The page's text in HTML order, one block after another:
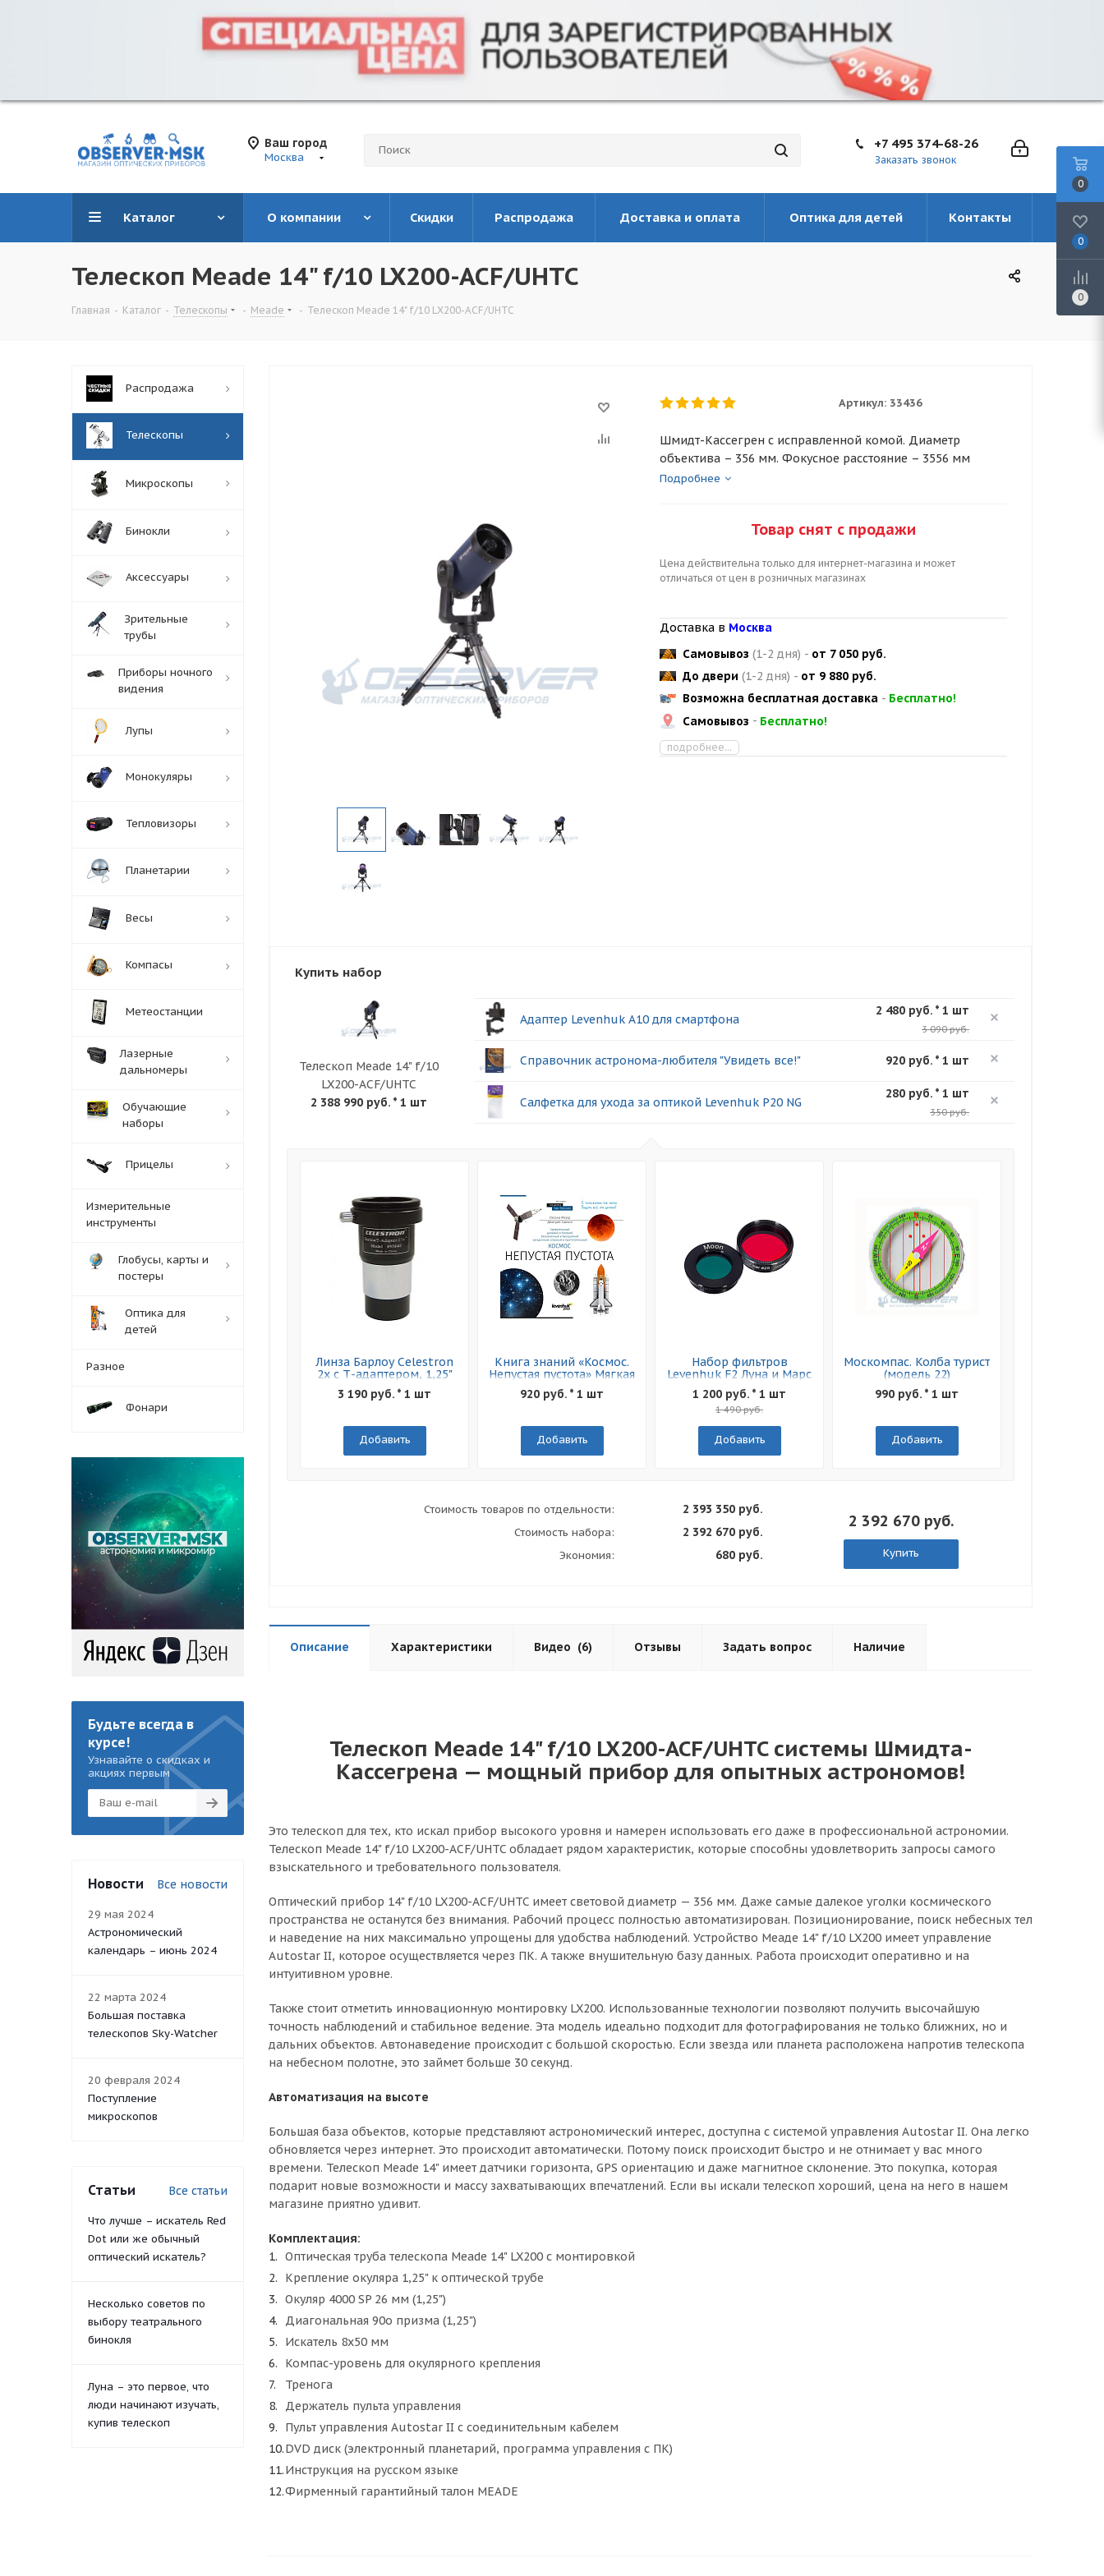
Ваш город
Москва
+7 495 374-68-26
Заказать звонок
Каталог О компании Скидки Распродажа Доставка и оплата Оптика для детей Контакты
Телескоп Meade 14" f/10 LX200-ACF/UHTC
Главная - Каталог - Телескопы - Meade - Телескоп Meade 14" f/10 LX200-ACF/UHTC
Артикул: 33436
Шмидт-Кассегрен с исправленной комой. Диаметр
объектива – 356 мм. Фокусное расстояние – 3556 мм
Подробнее
Товар снят с продажи
Цена действительна только для интернет-магазина и может
отличаться от цен в розничных магазинах
Доставка в Москва
Самовывоз (1-2 дня) - от 7 050 руб.
До двери (1-2 дня) - от 9 880 руб.
Возможна бесплатная доставка - Бесплатно!
Самовывоз - Бесплатно!
подробнее...
Купить набор
Телескоп Meade 14" f/10
LX200-ACF/UHTC
2 388 990 руб.* 1 шт
Адаптер Levenhuk A10 для смартфона
2 480 руб. * 1 шт
3 090 руб.
Справочник астронома-любителя "Увидеть все!" 920 руб. * 1 шт
Салфетка для ухода за оптикой Levenhuk P20 NG
280 руб. * 1 шт
350 руб.
Линза Барлоу Celestron
2x с Т-адаптером, 1,25"
3 190 руб. * 1 шт
Добавить
Книга знаний «Космос.
Непустая пустота» Мягкая
обложка
920 руб. * 1 шт
Добавить
Набор фильтров
Levenhuk F2 Луна и Марс
1 200 руб. * 1 шт
1 490 руб.
Добавить
Москомпас. Колба турист
(модель 22)
990 руб. * 1 шт
Добавить
Стоимость товаров по отдельности: 2 393 350 руб.
Стоимость набора: 2 392 670 руб.
Экономия: 680 руб.
2 392 670 руб.
Купить
Описание Характеристики Видео (6) Отзывы Задать вопрос Наличие
Телескоп Meade 14" f/10 LX200-ACF/UHTC системы Шмидта-
Кассегрена — мощный прибор для опытных астрономов!
Это телескоп для тех, кто искал прибор высокого уровня и намерен использовать его даже в профессиональной астрономии.
Телескоп Meade 14" f/10 LX200-ACF/UHTC обладает рядом характеристик, которые способны удовлетворить запросы самого
взыскательного и требовательного пользователя.
Оптический прибор 14" f/10 LX200-ACF/UHTC имеет световой диаметр — 356 мм. Даже самые далекое уголки космического
пространства не останутся без внимания. Рабочий процесс полностью автоматизирован. Позиционирование, поиск небесных тел
и наведение на них максимально упрощены для удобства наблюдений. Устройство Меаде 14" f/10 LX200 имеет управление
Autostar II, которое осуществляется через ПК. А также внушительную базу данных. Работа происходит оперативно и на
интуитивном уровне.
Также стоит отметить инновационную монтировку LX200. Использованные технологии позволяют получить высочайшую
точность наблюдений и стабильное ведение. Эта модель идеально подходит для фотографирования не только ближних, но и
дальних объектов. Автонаведение происходит с большой скоростью. Если звезда или планета расположена напротив телескопа
на небесном полотне, это займет больше 30 секунд.
Автоматизация на высоте
Большая база объектов, которые представляют астрономический интерес, доступна с системой управления Autostar II. Она легко
обновляется через интернет. Это происходит автоматически. Потому поиск происходит быстро и не отнимает у вас много
времени. Телескоп Meade 14" имеет датчики горизонта, GPS ориентацию и даже магнитное склонение. Это покупка, которая
подарит новые возможности и массу захватывающих впечатлений. Если вы искали телескоп хороший, цена на него в нашем
магазине приятно удивит.
Комплектация:
Оптическая труба телескопа Meade 14" LX200 с монтировкой
Крепление окуляра 1,25" к оптической трубе
Окуляр 4000 SP 26 мм (1,25")
Диагональная 90o призма (1,25")
Искатель 8x50 мм
Компас-уровень для окулярного крепления
Тренога
Держатель пульта управления
Пульт управления Autostar II с соединительным кабелем
DVD диск (электронный планетарий, программа управления с ПК)
Инструкция на русском языке
Фирменный гарантийный талон MEADE
Распродажа
Телескопы
Микроскопы
Бинокли
Аксессуары
Зрительные
трубы
Приборы ночного
видения
Лупы
Монокуляры
Тепловизоры
Планетарии
Весы
Компасы
Метеостанции
Лазерные
дальномеры
Обучающие
наборы
Прицелы
Измерительные
инструменты
Глобусы, карты и
постеры
Оптика для
детей
Разное
Фонари
Будьте всегда в
курсе!
Узнавайте о скидках и
акциях первым
Новости Все новости
29 мая 2024
Астрономический
календарь – июнь 2024
22 марта 2024
Большая поставка
телескопов Sky-Watcher
20 февраля 2024
Поступление
микроскопов
Статьи Все статьи
Что лучше – искатель Red
Dot или же обычный
оптический искатель?
Несколько советов по
выбору театрального
бинокля
Луна – это первое, что
люди начинают изучать,
купив телескоп
0
0
0